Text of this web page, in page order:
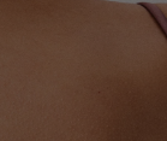
Brytanii i
opłaty
przez
typu
delikatnie
że
która z
procesu